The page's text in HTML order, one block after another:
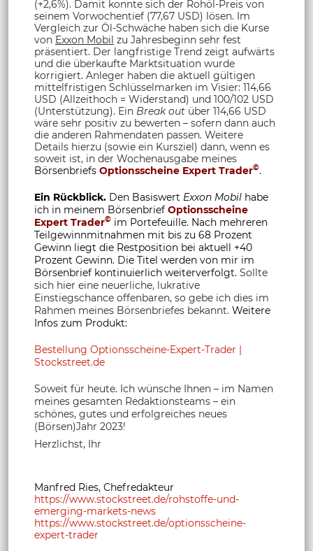
(+2,6%). Damit konnte sich der Rohöl-Preis von
seinem Vorwochentief (77,67 USD) lösen. Im
Vergleich zur Öl-Schwäche haben sich die Kurse
von Exxon Mobil zu Jahresbeginn sehr fest
präsentiert. Der langfristige Trend zeigt aufwärts
und die überkaufte Marktsituation wurde
korrigiert. Anleger haben die aktuell gültigen
mittelfristigen Schlüsselmarken im Visier: 114,66
USD (Allzeithoch = Widerstand) und 100/102 USD
(Unterstützung). Ein Break out über 114,66 USD
wäre sehr positiv zu bewerten – sofern dann auch
die anderen Rahmendaten passen. Weitere
Details hierzu (sowie ein Kursziel) dann, wenn es
soweit ist, in der Wochenausgabe meines
Börsenbriefs Optionsscheine Expert Trader©.
Ein Rückblick. Den Basiswert Exxon Mobil habe
ich in meinem Börsenbrief Optionsscheine
Expert Trader© im Portefeuille. Nach mehreren
Teilgewinnmitnahmen mit bis zu 68 Prozent
Gewinn liegt die Restposition bei aktuell +40
Prozent Gewinn. Die Titel werden von mir im
Börsenbrief kontinuierlich weiterverfolgt. Sollte
sich hier eine neuerliche, lukrative
Einstiegschance offenbaren, so gebe ich dies im
Rahmen meines Börsenbriefes bekannt. Weitere
Infos zum Produkt:
Bestellung Optionsscheine-Expert-Trader |
Stockstreet.de
Soweit für heute. Ich wünsche Ihnen – im Namen
meines gesamten Redaktionsteams – ein
schönes, gutes und erfolgreiches neues
(Börsen)Jahr 2023!
Herzlichst, Ihr
Manfred Ries, Chefredakteur
https://www.stockstreet.de/rohstoffe-und-
emerging-markets-news
https://www.stockstreet.de/optionsscheine-
expert-trader